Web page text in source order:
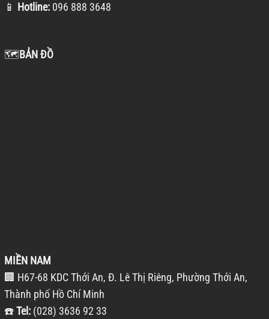
📱 Hotline: 096 888 3648
🗺️BẢN ĐỒ
MIỀN NAM
🏢 H67-68 KDC Thới An, Đ. Lê Thị Riêng, Phường Thới An,
Thành phố Hồ Chí Minh
☎️Tel: (028) 3636 92 33